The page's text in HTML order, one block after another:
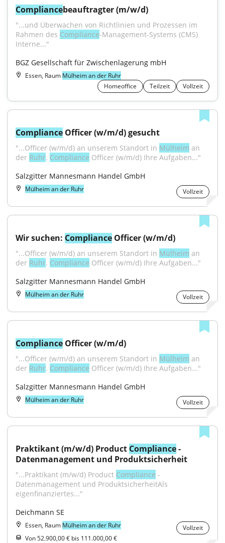
Compliancebeauftragter (m/w/d)
"...und Überwachen von Richtlinien und Prozessen im
Rahmen des Compliance-Management-Systems (CMS)
Interne..."
BGZ Gesellschaft für Zwischenlagerung mbH
Essen, Raum Mülheim an der Ruhr
Homeoffice
Teilzeit Vollzeit
Compliance Officer (w/m/d) gesucht
"...Officer (w/m/d) an unserem Standort in Mülheim an
der Ruhr. Compliance Officer (w/m/d) Ihre Aufgaben..."
Salzgitter Mannesmann Handel GmbH
Mülheim an der Ruhr Vollzeit
Wir suchen: Compliance Officer (w/m/d)
"...Officer (w/m/d) an unserem Standort in Mülheim an
der Ruhr. Compliance Officer (w/m/d) Ihre Aufgaben..."
Salzgitter Mannesmann Handel GmbH
Mülheim an der Ruhr Vollzeit
Compliance Officer (w/m/d)
"...Officer (w/m/d) an unserem Standort in Mülheim an
der Ruhr. Compliance Officer (w/m/d) Ihre Aufgaben..."
Salzgitter Mannesmann Handel GmbH
Mülheim an der Ruhr Vollzeit
Praktikant (m/w/d) Product Compliance -
Datenmanagement und Produktsicherheit
"...Praktikant (m/w/d) Product Compliance -
Datenmanagement und ProduktsicherheitAls
eigenfinanziertes..."
Deichmann SE
Essen, Raum Mülheim an der Ruhr
Vollzeit
Von 52.900,00 € bis 111.000,00 €